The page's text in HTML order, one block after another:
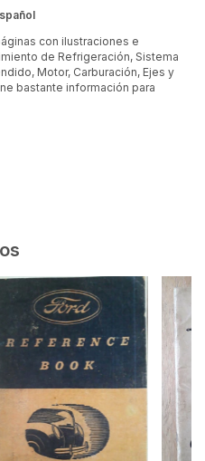
con ilustraciones e
de Refrigeración, Sistema
Motor, Carburación, Ejes y
bastante información para